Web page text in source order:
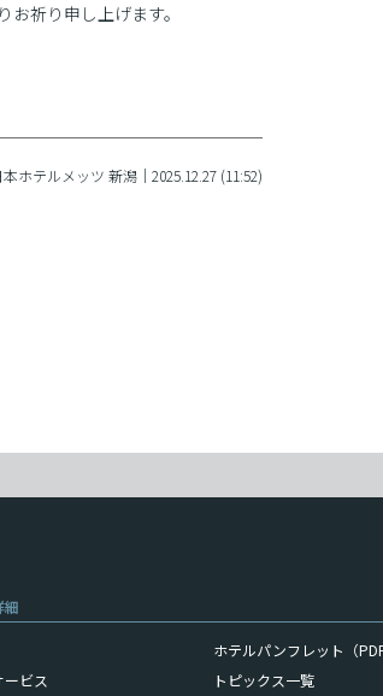
祈り申し上げます。
ホテルメッツ 新潟｜2025.12.27 (11:52)
細
ビス
ホテルパンフレット（PDF
トピックス一覧